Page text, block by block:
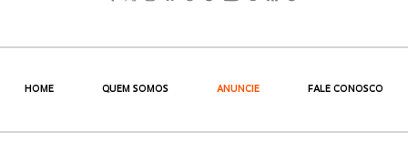
HOME QUEM SOMOS ANUNCIE FALE CONOSCO